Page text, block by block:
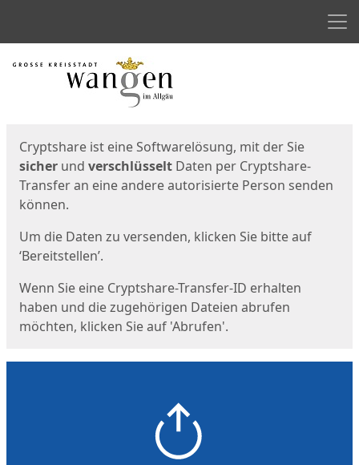
Start
Cryptshare ist eine Softwarelösung, mit der Sie
sicher und verschlüsselt Daten per Cryptshare-
Transfer an eine andere autorisierte Person senden
können.
Um die Daten zu versenden, klicken Sie bitte auf
‘Bereitstellen’.
Wenn Sie eine Cryptshare-Transfer-ID erhalten
haben und die zugehörigen Dateien abrufen
möchten, klicken Sie auf 'Abrufen'.